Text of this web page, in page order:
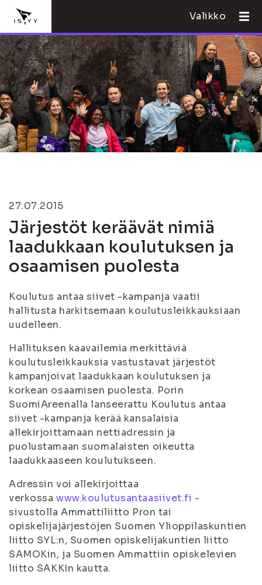
Valikko
27.07.2015
Järjestöt keräävät nimiä
laadukkaan koulutuksen ja
osaamisen puolesta
Koulutus antaa siivet -kampanja vaatii
hallitusta harkitsemaan koulutusleikkauksiaan
uudelleen.
Hallituksen kaavailemia merkittäviä
koulutusleikkauksia vastustavat järjestöt
kampanjoivat laadukkaan koulutuksen ja
korkean osaamisen puolesta. Porin
SuomiAreenalla lanseerattu Koulutus antaa
siivet -kampanja kerää kansalaisia
allekirjoittamaan nettiadressin ja
puolustamaan suomalaisten oikeutta
laadukkaaseen koulutukseen.
Adressin voi allekirjoittaa
verkossawww.koulutusantaasiivet.fi -
sivustolla Ammattiliitto Pron tai
opiskelijajärjestöjen Suomen Ylioppilaskuntien
liitto SYL:n, Suomen opiskelijakuntien liitto
SAMOKin, ja Suomen Ammattiin opiskelevien
liitto SAKKIn kautta.